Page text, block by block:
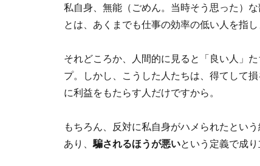
私自身、無能（ごめん。当時そう思った）
とは、あくまでも仕事の効率の低い人を指
それどころか、人間的に見ると「良い人」
プ。しかし、こうした人たちは、得てして
に利益をもたらす人だけですから。
もちろん、反対に私自身がハメられたとい
あり、騙されるほうが悪いという定義で成り